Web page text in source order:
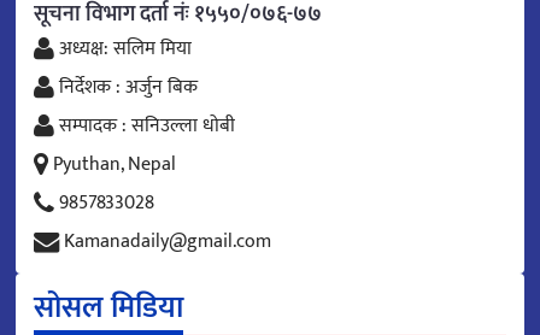
सूचना विभाग दर्ता नंः १५५०/०७६-७७
अध्यक्ष: सलिम मिया
निर्देशक : अर्जुन बिक
सम्पादक : सनिउल्ला धोबी
Pyuthan, Nepal
9857833028
Kamanadaily@gmail.com
सोसल मिडिया